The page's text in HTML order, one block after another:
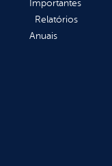
Importantes
Relatórios
Anuais